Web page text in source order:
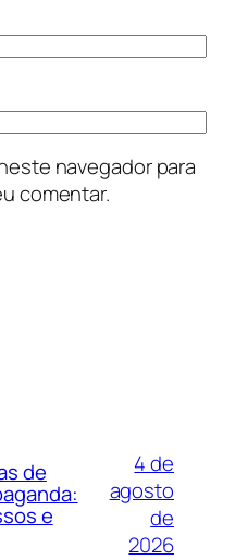
navegador para
comentar.
de
e
4 de
agosto
de
2026